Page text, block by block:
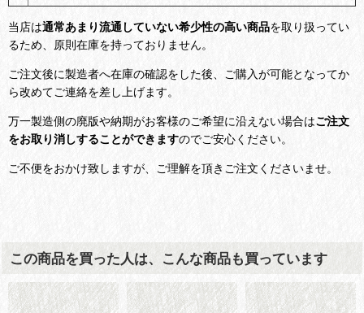
当店は通常あまり流通していない希少性の高い商品を取り扱ってい
るため、原則在庫を持っておりません。
ご注文後に製造者へ在庫の確認をした後、ご購入が可能となってか
ら改めてご連絡を差し上げます。
万一製造側の廃版や納期がお客様のご希望に沿えない場合はご注文
をお取り消しすることができますのでご安心ください。
ご不便をおかけ致しますが、ご理解を頂きご注文くださいませ。
この商品を買った人は、こんな商品も買っています